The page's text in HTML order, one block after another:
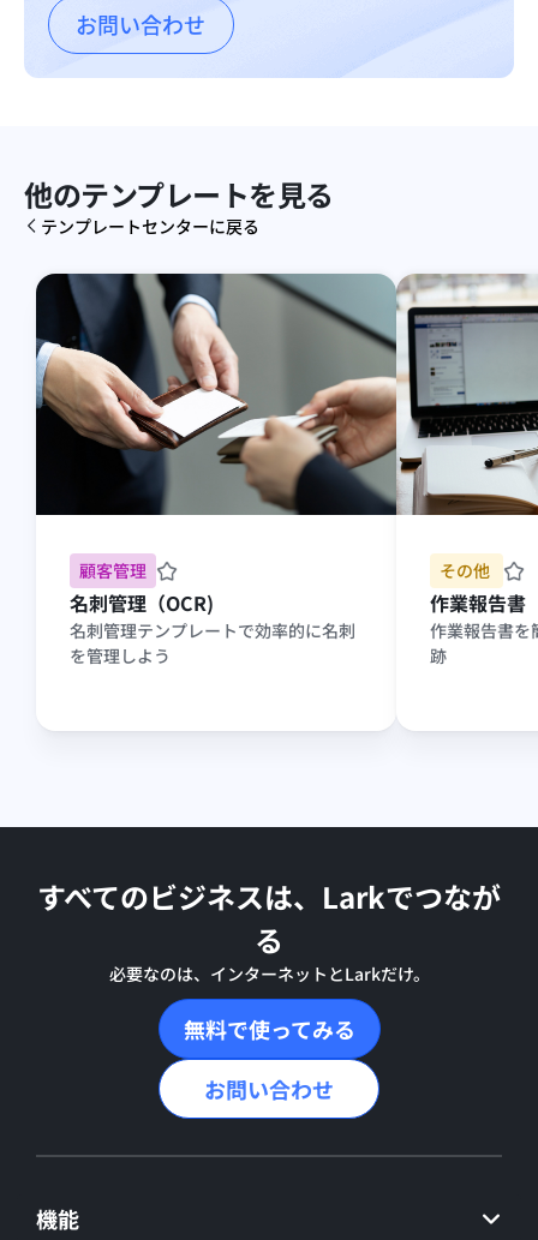
お問い合わせ
他のテンプレートを見る
テンプレートセンターに戻る
顧客管理
名刺管理（OCR)
名刺管理テンプレートで効率的に名刺
を管理しよう
その他
作業報告書
作業報告書を
跡
すべてのビジネスは、Larkでつなが
る
必要なのは、インターネットとLarkだけ。
無料で使ってみる
お問い合わせ
機能